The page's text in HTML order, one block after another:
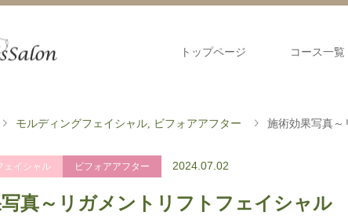
トップページ コース一覧
モルディングフェイシャル, ビフォアアフター 施術効果写真～
ェイシャル ビフォアアフター 2024.07.02
真～リガメントリフトフェイシャル